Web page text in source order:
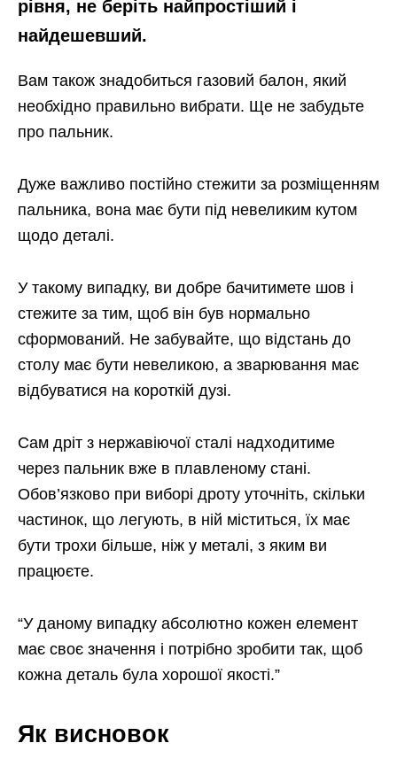
рівня, не беріть найпростіший і
найдешевший.
Вам також знадобиться газовий балон, який
необхідно правильно вибрати. Ще не забудьте
про пальник.
Дуже важливо постійно стежити за розміщенням
пальника, вона має бути під невеликим кутом
щодо деталі.
У такому випадку, ви добре бачитимете шов і
стежите за тим, щоб він був нормально
сформований. Не забувайте, що відстань до
столу має бути невеликою, а зварювання має
відбуватися на короткій дузі.
Сам дріт з нержавіючої сталі надходитиме
через пальник вже в плавленому стані.
Обов’язково при виборі дроту уточніть, скільки
частинок, що легують, в ній міститься, їх має
бути трохи більше, ніж у металі, з яким ви
працюєте.
“У даному випадку абсолютно кожен елемент
має своє значення і потрібно зробити так, щоб
кожна деталь була хорошої якості.”
Як висновок